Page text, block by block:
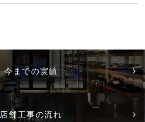
今までの実績
店舗工事の流れ